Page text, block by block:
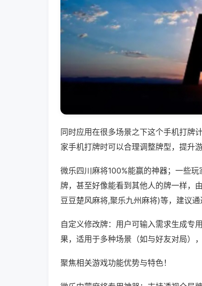
同时应用在很多场景之下这个手机打牌
家手机打牌时可以合理调整牌型，提升
微乐四川麻将100%能赢的神器；一些
牌，甚至好像能看到其他人的牌一样，
豆豆楚风麻将,聚乐九州麻将)等，建议通
自定义修改牌：用户可输入需求生成专
果，适用于多种场景（如与好友对局）
聚焦相关游戏功能优势与特色！